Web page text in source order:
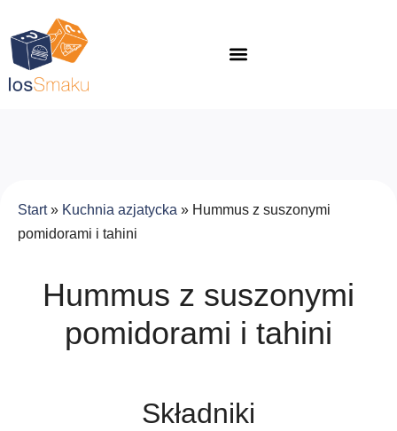
Start» Kuchnia azjatycka » Hummus z suszonymi
pomidorami i tahini
Hummus z suszonymi
pomidorami i tahini
Składniki